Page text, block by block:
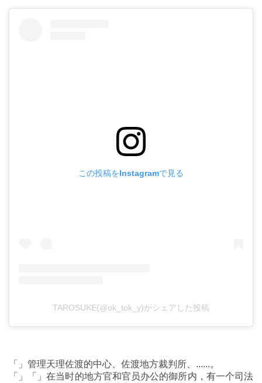
この投稿をInstagramで見る
TAROSUKE(@ok_tok_y)がシェアした投稿
「」管理天理佐渡的中心、佐渡地方裁判所、......。
「」「」在当时的地方官和官员办公的御所内，有一个司法